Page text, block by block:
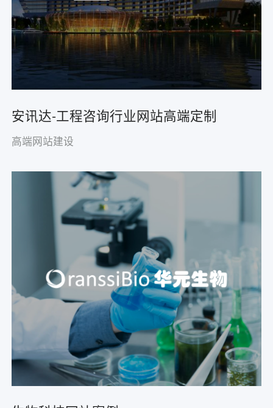
安讯达-工程咨询行业网站高端定制
高端网站建设